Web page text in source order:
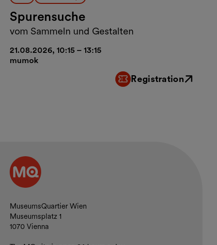
Spurensuche
vom Sammeln und Gestalten
21.08.2026, 10:15 – 13:15
mumok
Registration
External link
Contact and opening hours
MuseumsQuartier Wien
Museumsplatz 1
1070 Vienna